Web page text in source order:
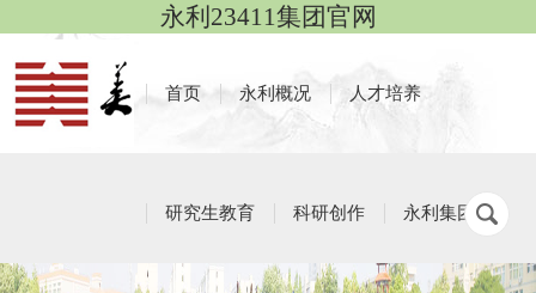
永利23411集团官网
首页 永利概况 人才培养
研究生教育 科研创作 永利集团